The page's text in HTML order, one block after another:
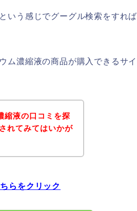
いう感じでグーグル検索をすれば
ム濃縮液の商品が購入できるサイ
縮液の口コミを探
れてみてはいかが
らをクリック